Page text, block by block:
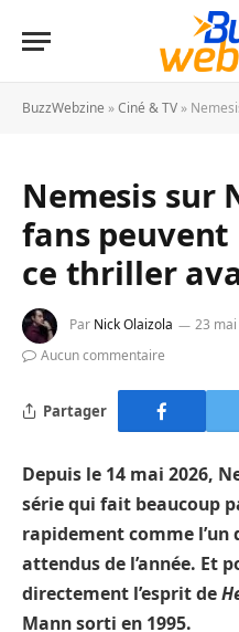
BuzzWebzine »Ciné & TV » Nemesis sur
Nemesis sur
fans
ce thriller
Par Nick Olaizola 23
Aucun commentaire
Partager
Depuis le 14 mai 2026,
série qui fait beaucoup
rapidement comme
attendus de l’année. Et
directement l’esprit de
Mann sorti en 1995.